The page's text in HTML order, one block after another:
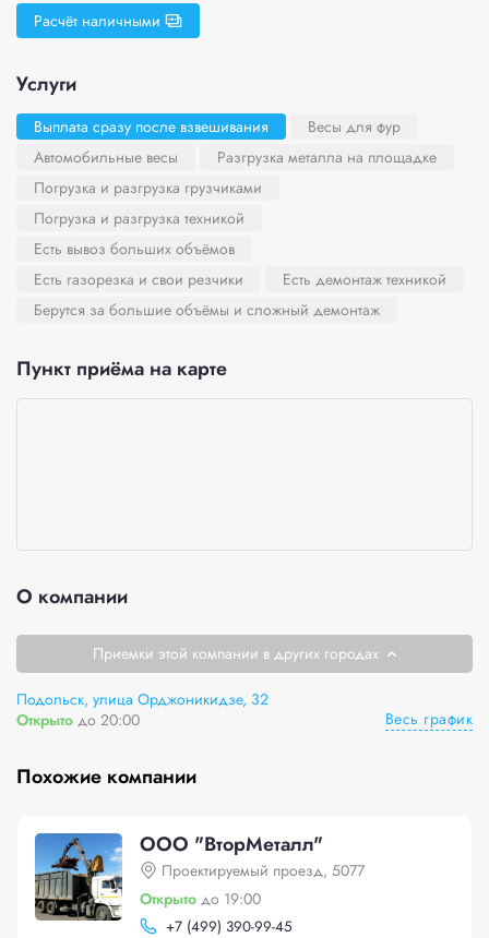
Расчёт наличными
Услуги
Выплата сразу после взвешивания
Весы для фур
Автомобильные весы
Разгрузка металла на площадке
Погрузка и разгрузка грузчиками
Погрузка и разгрузка техникой
Есть вывоз больших объёмов
Есть газорезка и свои резчики
Есть демонтаж техникой
Берутся за большие объёмы и сложный демонтаж
Пункт приёма на карте
О компании
Приемки этой компании в других городах
Подольск, улица Орджоникидзе, 32
Открыто до 20:00 Весь график
Похожие компании
ООО "ВторМеталл"
Проектируемый проезд, 5077
Открыто до 19:00
+7 (499) 390-99-45